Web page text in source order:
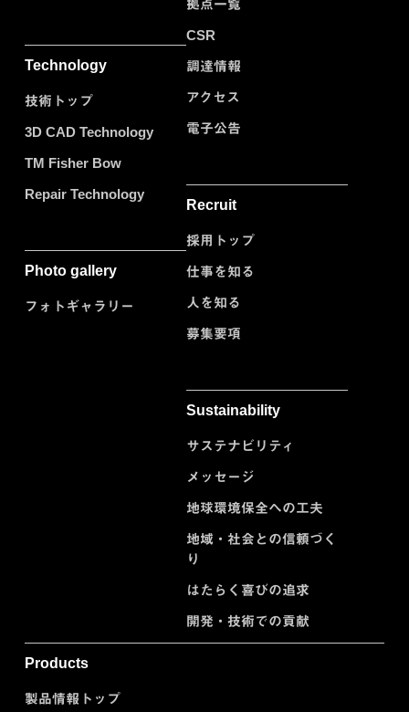
Technology
技術トップ
3D CAD Technology
TM Fisher Bow
Repair Technology
Photo gallery
フォトギャラリー
拠点一覧
CSR
調達情報
アクセス
電子公告
Recruit
採用トップ
仕事を知る
人を知る
募集要項
Sustainability
サステナビリティ
メッセージ
地球環境保全への工夫
地域・社会との信頼づく
り
はたらく喜びの追求
開発・技術での貢献
Products
製品情報トップ